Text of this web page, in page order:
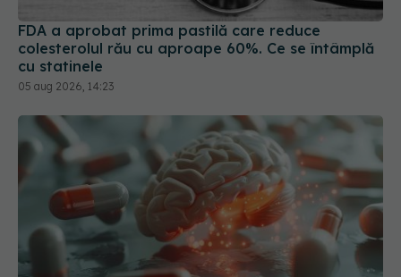
FDA a aprobat prima pastilă care reduce
colesterolul rău cu aproape 60%. Ce se întâmplă
cu statinele
05 aug 2026, 14:23